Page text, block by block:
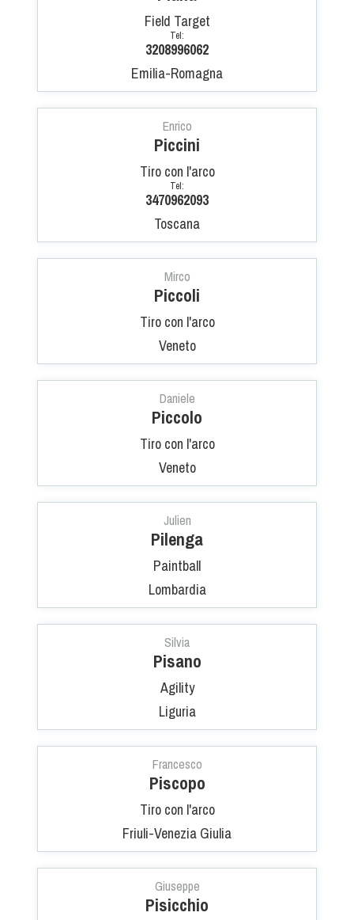
Field Target
Tel:
3208996062
Emilia-Romagna
Enrico
Piccini
Tiro con l'arco
Tel:
3470962093
Toscana
Mirco
Piccoli
Tiro con l'arco
Veneto
Daniele
Piccolo
Tiro con l'arco
Veneto
Julien
Pilenga
Paintball
Lombardia
Silvia
Pisano
Agility
Liguria
Francesco
Piscopo
Tiro con l'arco
Friuli-Venezia Giulia
Giuseppe
Pisicchio
Sleddog